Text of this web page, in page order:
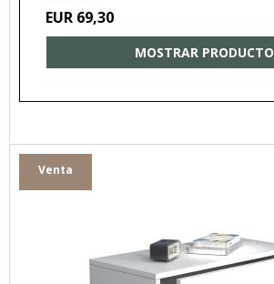
EUR 69,30
MOSTRAR PRODUCTO
Venta